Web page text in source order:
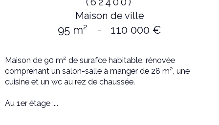
Maison de ville
95 m² - 110 000 €
Maison de 90 m² de surafce habitable, rénovée
comprenant un salon-salle à manger de 28 m², une
cuisine et un wc au rez de chaussée.
Au 1er étage :...